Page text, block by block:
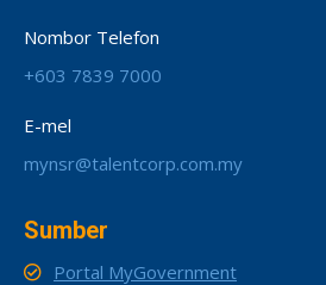
Nombor Telefon
+603 7839 7000
E-mel
mynsr@talentcorp.com.my
Sumber
Portal MyGovernment